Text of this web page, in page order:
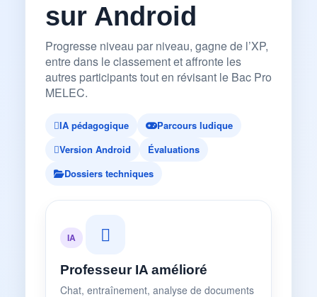
sur Android
Progresse niveau par niveau, gagne de l’XP,
entre dans le classement et affronte les
autres participants tout en révisant le Bac Pro
MELEC.
IA pédagogique
Parcours ludique
Version Android
Évaluations
Dossiers techniques
IA
Professeur IA amélioré
Chat, entraînement, analyse de documents